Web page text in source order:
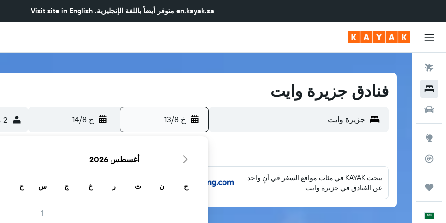
en.kayak.sa متوفر أيضاً باللغة الإنجليزية. Visit site in English
فنادق جزيرة وايت
خ 13/8 - ج 14/8 2 من الضيوف، غرفة واحدة
يبحث KAYAK في مئات مواقع السفر في آنٍ واحد
عن الفنادق في جزيرة وايت
أغسطس 2026
ح ن ث ر خ ج س
1
ح